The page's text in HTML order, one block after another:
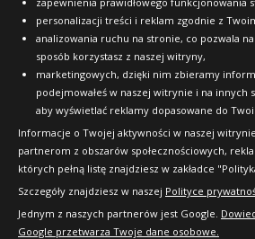
personalizacji treści i reklam zgodnie z
analizowania ruchu na stronie, co pozwala
sposób korzystasz z naszej witryny,
marketingowych, dzięki nim zbieramy
podejmowałeś w naszej witrynie i na innych
aby wyświetlać reklamy dopasowane do
Informacje o Twojej aktywności w naszej
partnerom z obszarów społecznościowych,
których pełną listę znajdziesz w zakładce
Szczegóły znajdziesz w naszej Polityce
Jednym z naszych partnerów jest Google.
Google przetwarza Twoje dane osobowe.
produkcja: Japonia
Doręczymy 17.08 - 18.08
1177
Kup